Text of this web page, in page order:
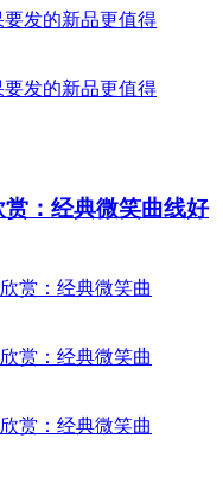
：经典微笑曲线好